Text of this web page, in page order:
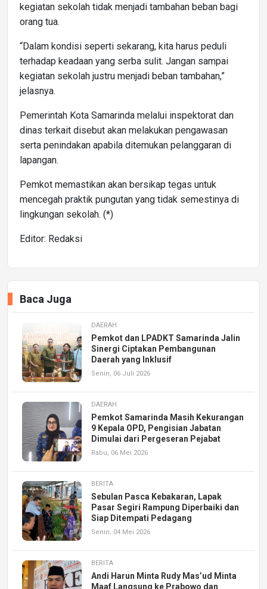
kegiatan sekolah tidak menjadi tambahan beban bagi
orang tua.
“Dalam kondisi seperti sekarang, kita harus peduli
terhadap keadaan yang serba sulit. Jangan sampai
kegiatan sekolah justru menjadi beban tambahan,”
jelasnya.
Pemerintah Kota Samarinda melalui inspektorat dan
dinas terkait disebut akan melakukan pengawasan
serta penindakan apabila ditemukan pelanggaran di
lapangan.
Pemkot memastikan akan bersikap tegas untuk
mencegah praktik pungutan yang tidak semestinya di
lingkungan sekolah. (*)
Editor: Redaksi
Baca Juga
DAERAH
Pemkot dan LPADKT Samarinda Jalin
Sinergi Ciptakan Pembangunan
Daerah yang Inklusif
Senin, 06 Juli 2026
DAERAH
Pemkot Samarinda Masih Kekurangan
9 Kepala OPD, Pengisian Jabatan
Dimulai dari Pergeseran Pejabat
Rabu, 06 Mei 2026
BERITA
Sebulan Pasca Kebakaran, Lapak
Pasar Segiri Rampung Diperbaiki dan
Siap Ditempati Pedagang
Senin, 04 Mei 2026
BERITA
Andi Harun Minta Rudy Mas’ud Minta
Maaf Langsung ke Prabowo dan